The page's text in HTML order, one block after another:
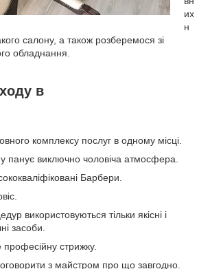
их
н
салону, а також розберемося зі
обладнання.
в
комплексу послуг в одному місці.
панує виключно чоловіча атмосфера.
Барбери.
використовуються тільки якісні і
засоби.
стрижку.
з майстром про що завгодно.